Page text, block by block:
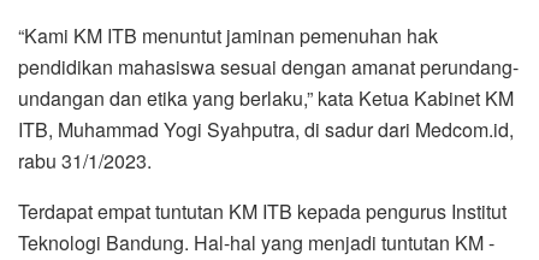
“Kami KM ITB menuntut jaminan pemenuhan hak
pendidikan mahasiswa sesuai dengan amanat perundang-
undangan dan etika yang berlaku,” kata Ketua Kabinet KM
ITB, Muhammad Yogi Syahputra, di sadur dari Medcom.id,
rabu 31/1/2023.
Terdapat empat tuntutan KM ITB kepada pengurus Institut
Teknologi Bandung. Hal-hal yang menjadi tuntutan KM -